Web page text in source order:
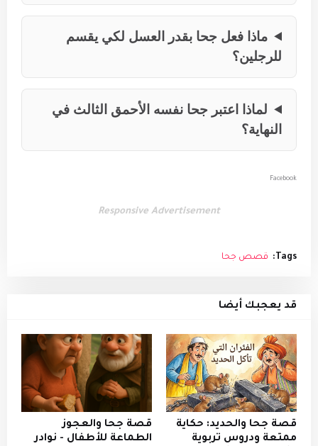
ماذا فعل جحا بقدر العسل لكي يقسم
للرجلين؟
لماذا اعتبر جحا نفسه الأحمق الثالث في
النهاية؟
Facebook
Responsive Advertisement
Tags: قصص جحا
قد يعجبك أيضا
قصة جحا والحديد: حكاية
ممتعة ودروس تربوية
قصة جحا والعجوز
الطماعة للأطفال - نوادر